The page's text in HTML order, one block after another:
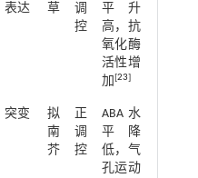
表达
草
调
控
平升
高，抗
氧化酶
活性增
加
[23]
突变
拟
南
芥
正
调
控
ABA水
平降
低，气
孔运动